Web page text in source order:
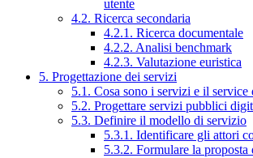
utente
4.2. Ricerca secondaria
4.2.1. Ricerca documentale
4.2.2. Analisi benchmark
4.2.3. Valutazione euristica
5. Progettazione dei servizi
5.1. Cosa sono i servizi e il service
5.2. Progettare servizi pubblici
5.3. Definire il modello di servizio
5.3.1. Identificare gli attori
5.3.2. Formulare la proposta